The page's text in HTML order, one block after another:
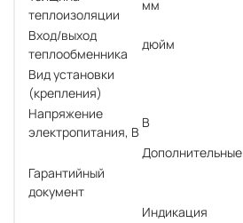
теплоизоляции
мм
Вход/выход
теплообменника
дюйм
Вид установки
(крепления)
Напряжение
электропитания, В
В
Дополнительные
Гарантийный
документ
Индикация